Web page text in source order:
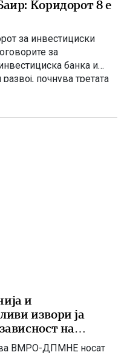
Коридорот 8 е
за инвестициски
за
банка и
почнува третата
делница
присуствуваа
и
извори ја
на
ВМРО-ДПМНЕ носат